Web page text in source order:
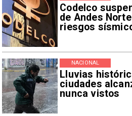
Codelco
de Andes
riesgos
Lluvias
ciudades
nunca vistos
NACIONAL